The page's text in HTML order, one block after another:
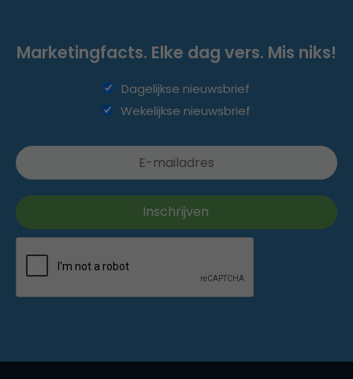
Marketingfacts. Elke dag vers. Mis niks!
Dagelijkse nieuwsbrief
Wekelijkse nieuwsbrief